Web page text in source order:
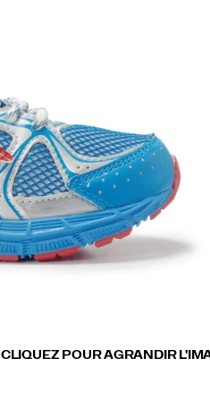
CLIQUEZ POUR AGRANDIR